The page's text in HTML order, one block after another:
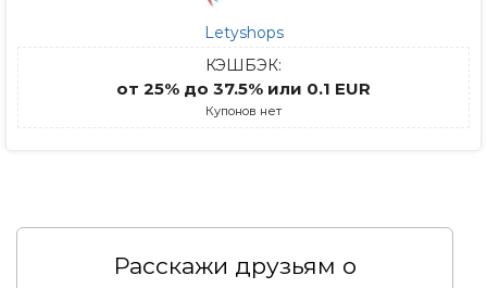
Letyshops
КЭШБЭК:
от 25% до 37.5% или 0.1 EUR
Купонов нет
Расскажи друзьям о